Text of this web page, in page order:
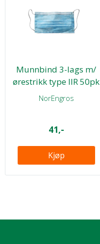
Munnbind 3-lags m/
ørestrikk type IIR 50pk
NorEngros
41,-
Kjøp